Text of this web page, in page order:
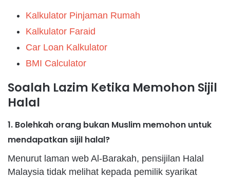
Kalkulator Pinjaman Rumah
Kalkulator Faraid
Car Loan Kalkulator
BMI Calculator
Soalah Lazim Ketika Memohon Sijil
Halal
1. Bolehkah orang bukan Muslim memohon untuk
mendapatkan sijil halal?
Menurut laman web Al-Barakah, pensijilan Halal
Malaysia tidak melihat kepada pemilik syarikat